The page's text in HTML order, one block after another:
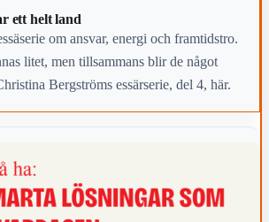
ett helt land
om ansvar, energi och framtidstro.
litet, men tillsammans blir de något
Bergströms essärserie, del 4, här.